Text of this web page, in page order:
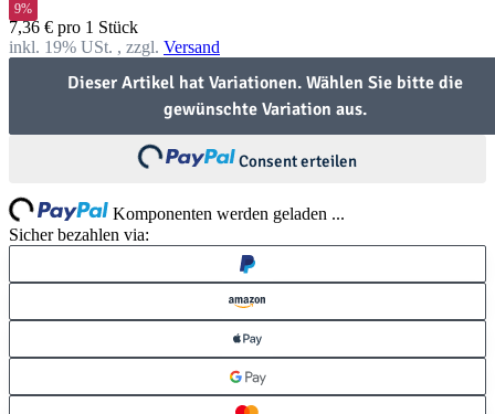
9%
7,36 € pro 1 Stück
inkl. 19% USt. , zzgl. Versand
Dieser Artikel hat Variationen. Wählen Sie bitte die
gewünschte Variation aus.
Loading... Consent erteilen
Komponenten werden geladen ...
Sicher bezahlen via: